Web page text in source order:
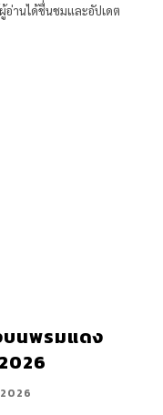
อ่านได้ชื่นชมและอัปเดต
นพรมแดง